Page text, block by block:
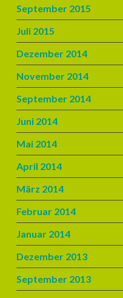
September 2015
Juli 2015
Dezember 2014
November 2014
September 2014
Juni 2014
Mai 2014
April 2014
März 2014
Februar 2014
Januar 2014
Dezember 2013
September 2013